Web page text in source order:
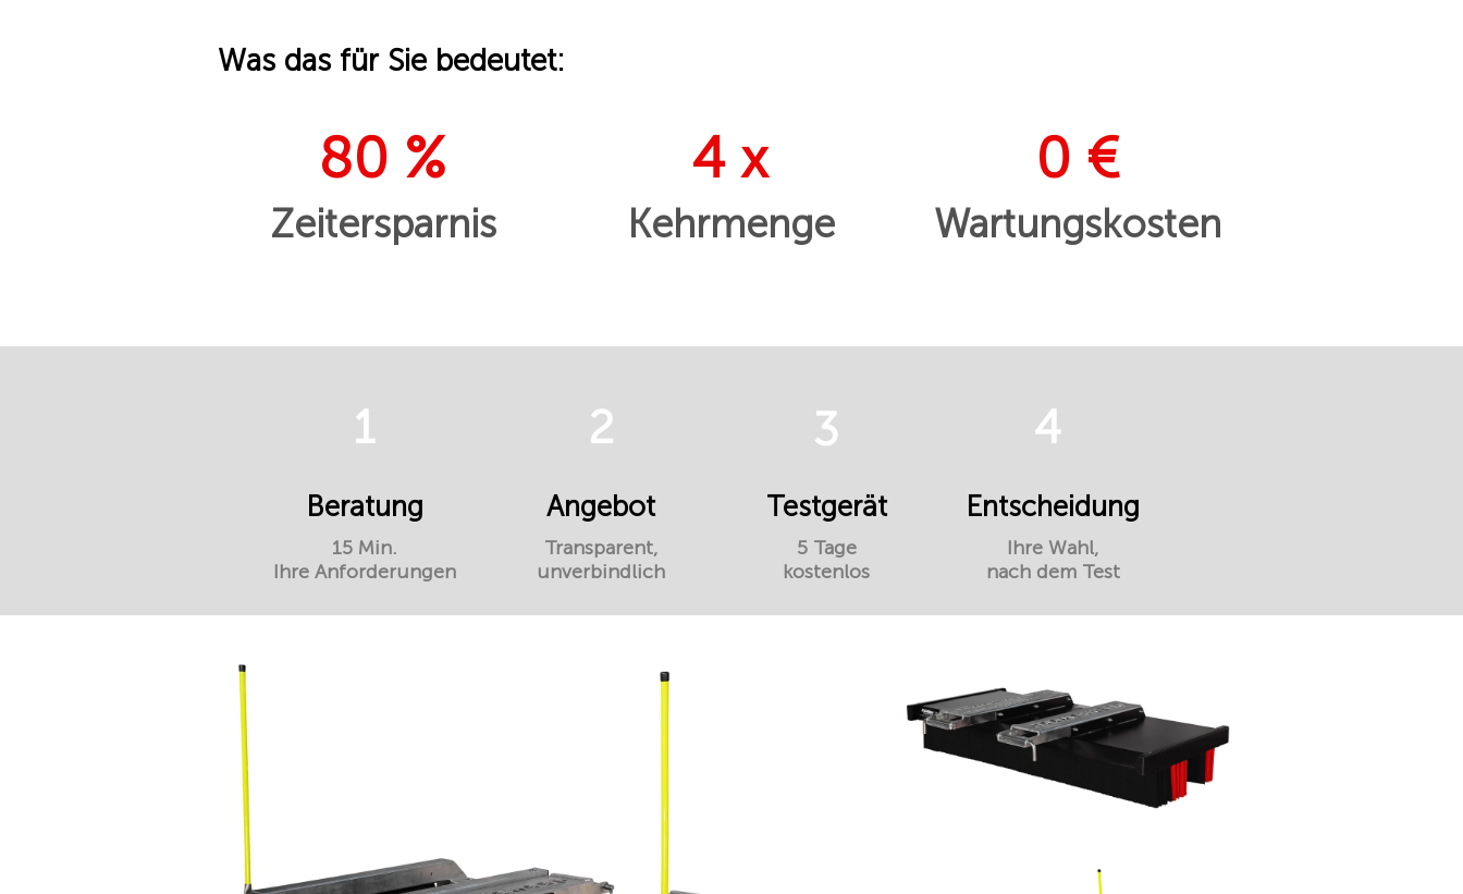
Was das für Sie bedeutet:
80 %
Zeitersparnis
4 x
Kehrmenge
0 €
Wartungskosten
1
Beratung
15 Min.
Ihre Anforderungen
2
Angebot
Transparent,
unverbindlich
3
Testgerät
5 Tage
kostenlos
4
Entscheidung
Ihre Wahl,
nach dem Test